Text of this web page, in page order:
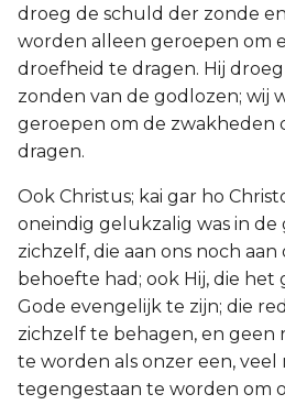
droeg de schuld der zonde
worden alleen geroepen om
droefheid te dragen. Hij
zonden van de godlozen; wij
geroepen om de zwakheden
dragen.
Ook Christus; kai gar ho
oneindig gelukzalig was in de
zichzelf, die aan ons noch
behoefte had; ook Hij, die
Gode evengelijk te zijn; die
zichzelf te behagen, en geen
te worden als onzer een, veel
tegengestaan te worden om